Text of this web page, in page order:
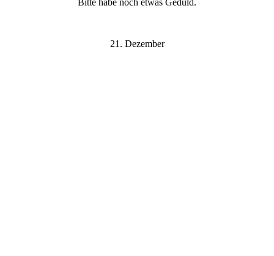
Bitte habe noch etwas Geduld.
21. Dezember